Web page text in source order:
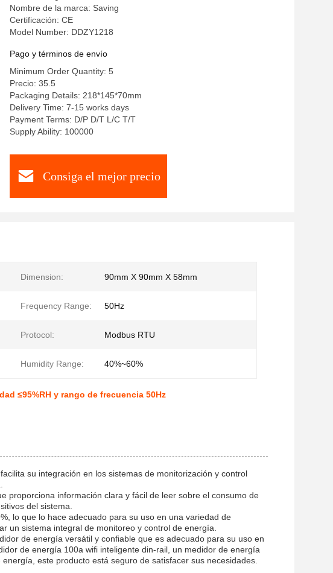
Nombre de la marca: Saving
Certificación: CE
Model Number: DDZY1218
Pago y términos de envío
Minimum Order Quantity: 5
Precio: 35.5
Packaging Details: 218*145*70mm
Delivery Time: 7-15 works days
Payment Terms: D/P D/T L/C T/T
Supply Ability: 100000
Consiga el mejor precio
Dimension: 90mm X 90mm X 58mm
Frequency Range: 50Hz
Protocol: Modbus RTU
Humidity Range: 40%~60%
≤95%RH y rango de frecuencia 50Hz
su integración en los sistemas de monitorización y control
proporciona información clara y fácil de leer sobre el consumo de
del sistema.
lo que lo hace adecuado para su uso en una variedad de
un sistema integral de monitoreo y control de energía.
de energía versátil y confiable que es adecuado para su uso en
de energía 100a wifi inteligente din-rail, un medidor de energía
este producto está seguro de satisfacer sus necesidades.